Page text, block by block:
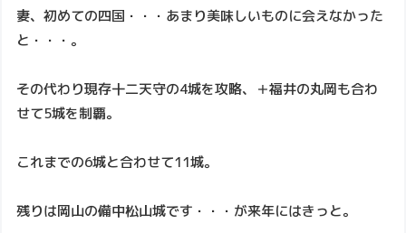
妻、初めての四国・・・あまり美味しいものに会えなかった
と・・・。
その代わり現存十二天守の4城を攻略、＋福井の丸岡も合わ
せて5城を制覇。
これまでの6城と合わせて11城。
残りは岡山の備中松山城です・・・が来年にはきっと。